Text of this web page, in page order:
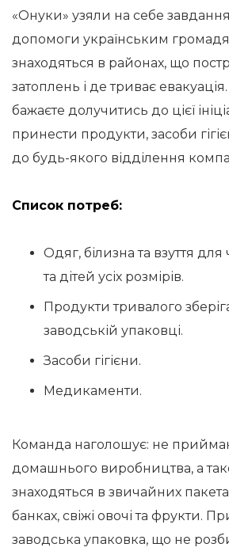
«Онуки» узяли на себе завдання
допомоги українським
знаходяться в районах, що
затоплень і де триває
бажаєте долучитись до цієї
принести продукти, засоби
до будь-якого відділення
Список потреб:
Одяг, білизна та взуття для
та дітей усіх розмірів.
Продукти тривалого
заводській упаковці.
Засоби гігієни.
Медикаменти.
Команда наголошує: не
домашнього виробництва, а
знаходяться в звичайних
банках, свіжі овочі та фрукти.
заводська упаковка, що не